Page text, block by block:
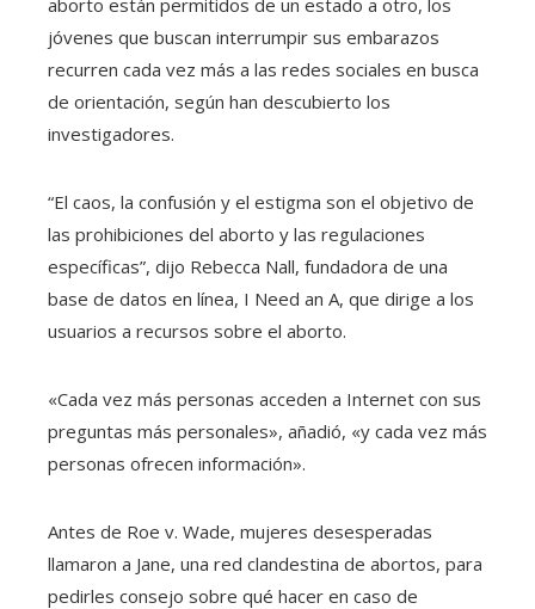
jóvenes que buscan interrumpir sus embarazos
recurren cada vez más a las redes sociales en busca
de orientación, según han descubierto los
investigadores.
“El caos, la confusión y el estigma son el objetivo de
las prohibiciones del aborto y las regulaciones
específicas”, dijo Rebecca Nall, fundadora de una
base de datos en línea, I Need an A, que dirige a los
usuarios a recursos sobre el aborto.
«Cada vez más personas acceden a Internet con sus
preguntas más personales», añadió, «y cada vez más
personas ofrecen información».
Antes de Roe v. Wade, mujeres desesperadas
llamaron a Jane, una red clandestina de abortos, para
pedirles consejo sobre qué hacer en caso de